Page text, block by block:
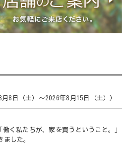
8日（土）〜2026年8月15日（土））
く私たちが、家を買うということ。」
した。